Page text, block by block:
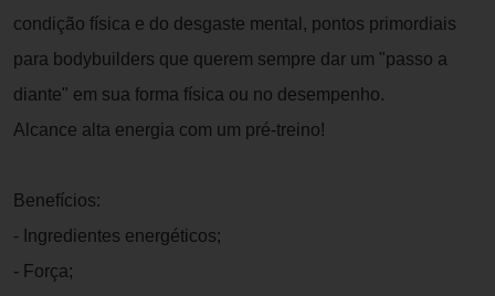
condição física e do desgaste mental, pontos primordiais
para bodybuilders que querem sempre dar um "passo a
diante" em sua forma física ou no desempenho.
Alcance alta energia com um pré-treino!
Benefícios:
- Ingredientes energéticos;
- Força;